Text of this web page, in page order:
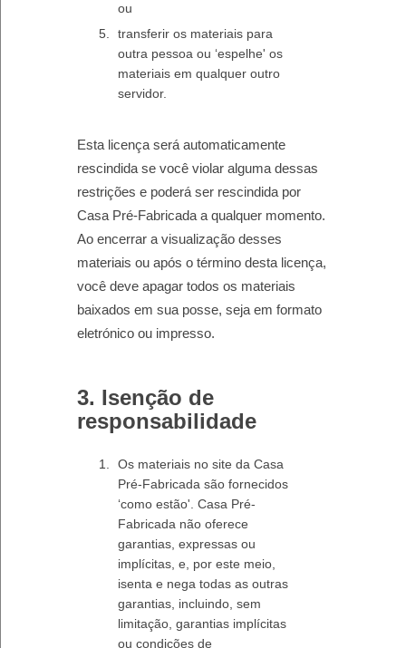
ou
transferir os materiais para
outra pessoa ou ‘espelhe' os
materiais em qualquer outro
servidor.
Esta licença será automaticamente
rescindida se você violar alguma dessas
restrições e poderá ser rescindida por
Casa Pré-Fabricada a qualquer momento.
Ao encerrar a visualização desses
materiais ou após o término desta licença,
você deve apagar todos os materiais
baixados em sua posse, seja em formato
eletrónico ou impresso.
3. Isenção de
responsabilidade
Os materiais no site da Casa
Pré-Fabricada são fornecidos
‘como estão'. Casa Pré-
Fabricada não oferece
garantias, expressas ou
implícitas, e, por este meio,
isenta e nega todas as outras
garantias, incluindo, sem
limitação, garantias implícitas
ou condições de